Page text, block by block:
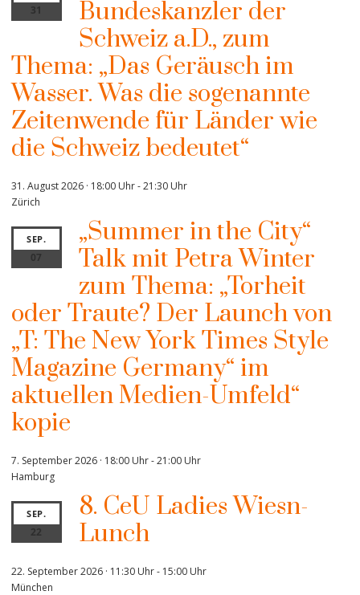
31
Bundeskanzler der
Schweiz a.D., zum
Thema: „Das Geräusch im
Wasser. Was die sogenannte
Zeitenwende für Länder wie
die Schweiz bedeutet“
31. August 2026 · 18:00 Uhr-21:30 Uhr
Zürich
SEP.
07
„Summer in the City“
Talk mit Petra Winter
zum Thema: „Torheit
oder Traute? Der Launch von
„T: The New York Times Style
Magazine Germany“ im
aktuellen Medien-Umfeld“
kopie
7. September 2026 · 18:00 Uhr-21:00 Uhr
Hamburg
SEP.
22
8. CeU Ladies Wiesn-
Lunch
22. September 2026 · 11:30 Uhr- 15:00 Uhr
München